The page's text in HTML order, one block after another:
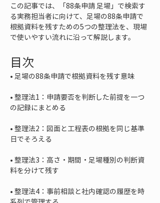
この記事では、「88条申請 足場」で検索す
る実務担当者に向けて、足場の88条申請で
根拠資料を残すための5つの整理法を、現場
で使いやすい流れに沿って解説します。
目次
•
• 整理法1：申請要否を判断した前提を一つ
• 整理法2：図面と工程表の根拠を同じ基準
• 整理法3：高さ・期間・足場種別の判断資
• 整理法4：事前相談と社内確認の履歴を時